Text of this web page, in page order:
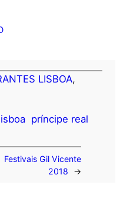
LISBOA
príncipe real
Festivais Gil Vicente
2018
→